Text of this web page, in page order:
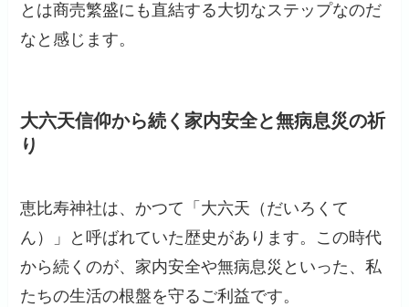
とは商売繁盛にも直結する大切なステップなのだ
なと感じます。
大六天信仰から続く家内安全と無病息災の祈
り
恵比寿神社は、かつて「大六天（だいろくて
ん）」と呼ばれていた歴史があります。この時代
から続くのが、家内安全や無病息災といった、私
たちの生活の根盤を守るご利益です。